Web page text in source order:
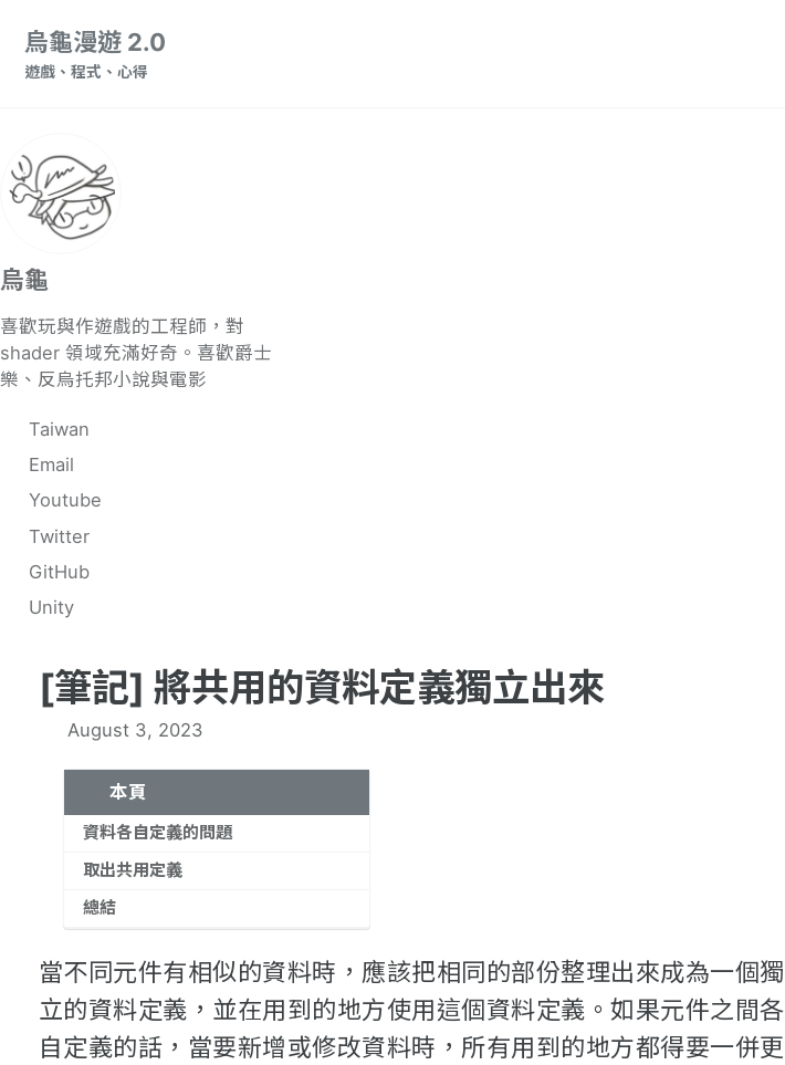
烏龜漫遊 2.0
遊戲、程式、心得
烏龜
喜歡玩與作遊戲的工程師，對
shader 領域充滿好奇。喜歡爵士
樂、反烏托邦小說與電影
Taiwan
Email
Youtube
Twitter
GitHub
Unity
[筆記] 將共用的資料定義獨立出來
August 3, 2023
本頁
資料各自定義的問題
取出共用定義
總結
當不同元件有相似的資料時，應該把相同的部份整理出來成為一個獨
立的資料定義，並在用到的地方使用這個資料定義。如果元件之間各
自定義的話，當要新增或修改資料時，所有用到的地方都得要一併更